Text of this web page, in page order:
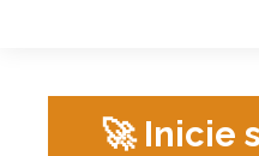
🚀 Inicie